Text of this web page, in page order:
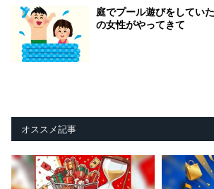
庭でプール遊びをしてい
の女性がやってきて
オススメ記事